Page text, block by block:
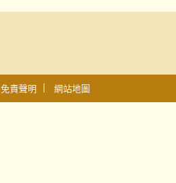
免責聲明 網站地圖